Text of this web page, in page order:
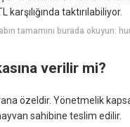
taktırılabiliyor.
tamamını burada okuyun:
verilir mi?
özeldir. Yönetmelik
sahibine teslim edilir.